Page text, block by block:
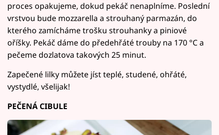
proces opakujeme, dokud pekáč nenaplníme. Poslední
vrstvou bude mozzarella a strouhaný parmazán, do
kterého zamícháme trošku strouhanky a piniové
oříšky. Pekáč dáme do předehřáté trouby na 170 °C a
pečeme dozlatova takových 25 minut.
Zapečené lilky můžete jíst teplé, studené, ohřáté,
vystydlé, všelijak!
PEČENÁ CIBULE